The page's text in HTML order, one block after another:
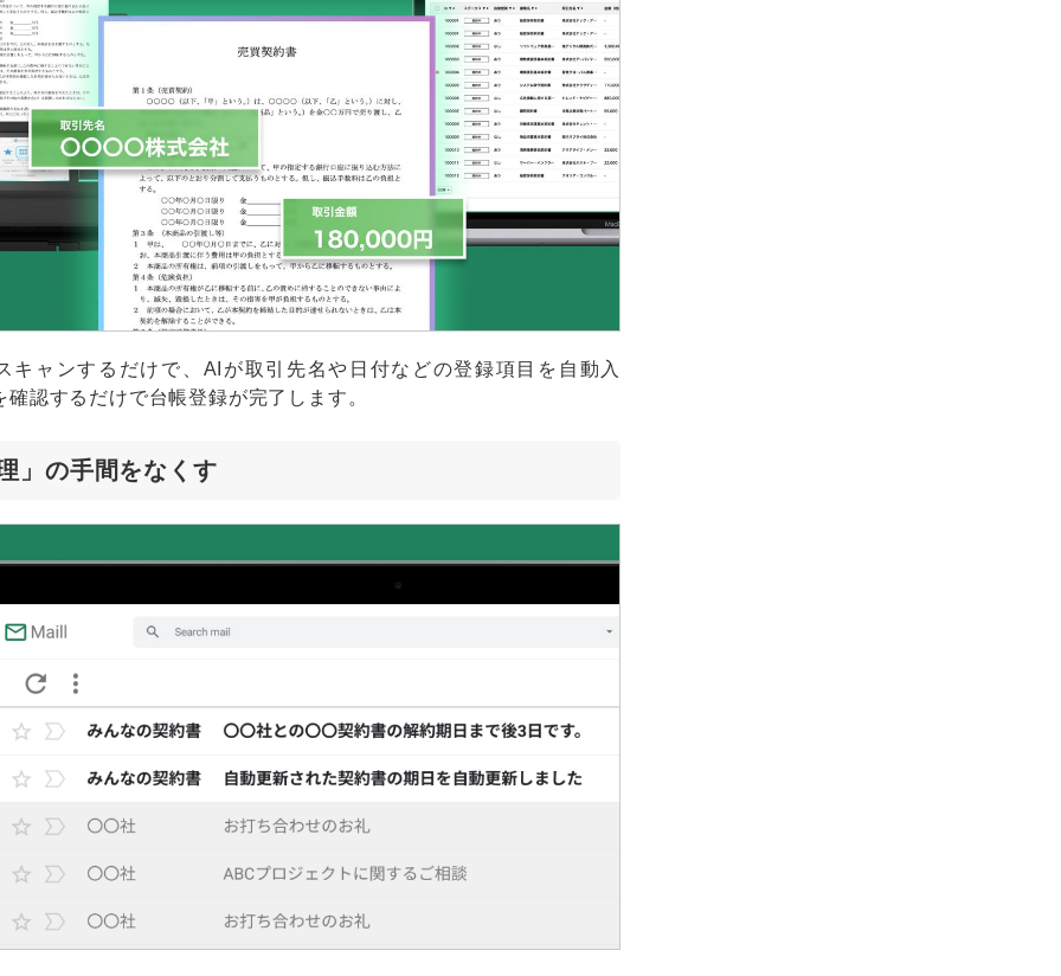
キャンするだけで、AIが取引先名や日付などの登録項目を自動入
確認するだけで台帳登録が完了します。
」の手間をなくす